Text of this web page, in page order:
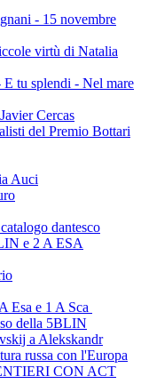
- 15 novembre
virtù di Natalia
tu splendi - Nel mare
Cercas
del Premio Bottari
Auci
dantesco
e 2 A ESA
Esa e 1 A Sca
della 5BLIN
a Alekskandr
russa con l'Europa
CON ACT